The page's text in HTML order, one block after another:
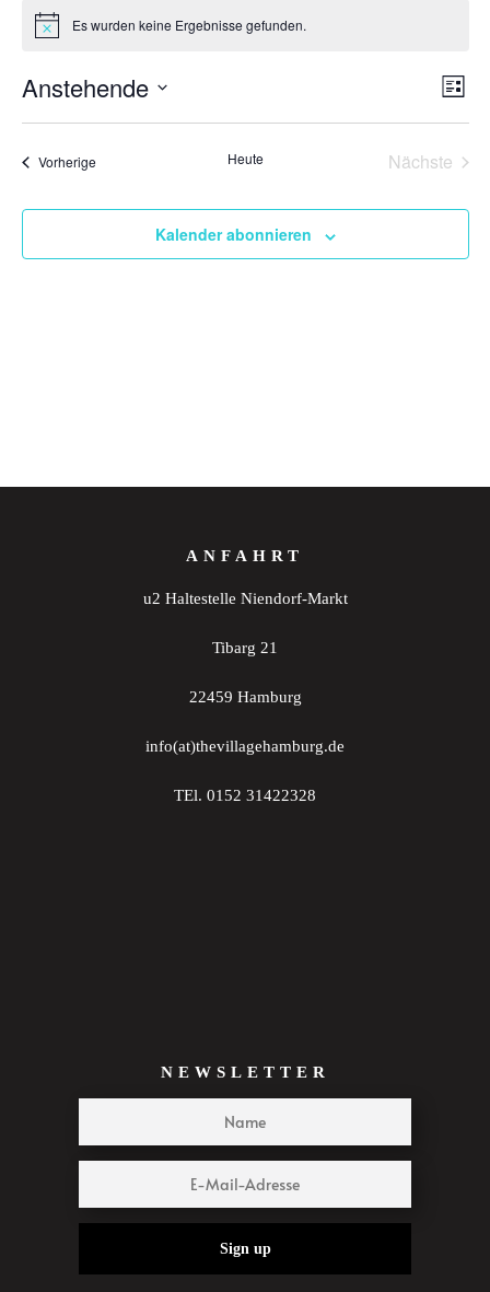
HinweisEs wurden keine Ergebnisse gefunden.
Liste
Anstehende
VorherigeVeranstaltungen Heute
Nächste
Kalender abonnieren
ANFAHRT
u2 Haltestelle Niendorf-Markt
Tibarg 21
22459 Hamburg
info(at)thevillagehamburg.de
TEl. 0152 31422328
NEWSLETTER
Sign up